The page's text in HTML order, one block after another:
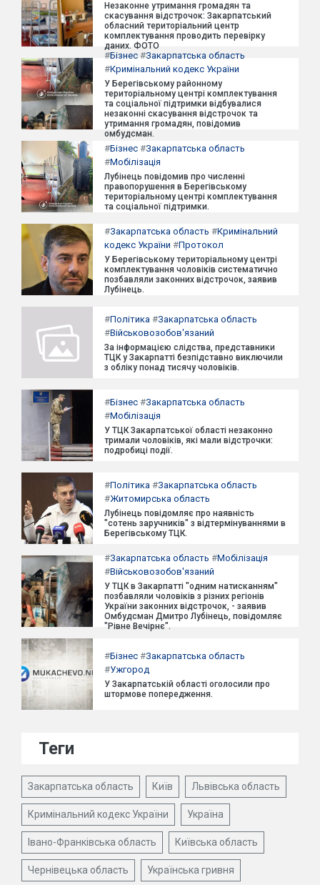
Незаконне утримання громадян та
скасування відстрочок: Закарпатський
обласний територіальний центр
комплектування проводить перевірку
даних. ФОТО
#Бізнес #Закарпатська область
#Кримінальний кодекс України
У Берегівському районному
територіальному центрі комплектування
та соціальної підтримки відбувалися
незаконні скасування відстрочок та
утримання громадян, повідомив
омбудсман.
#Бізнес #Закарпатська область
#Мобілізація
Лубінець повідомив про численні
правопорушення в Берегівському
територіальному центрі комплектування
та соціальної підтримки.
#Закарпатська область #Кримінальний
кодекс України #Протокол
У Берегівському територіальному центрі
комплектування чоловіків систематично
позбавляли законних відстрочок, заявив
Лубінець.
#Політика #Закарпатська область
#Військовозобов'язаний
За інформацією слідства, представники
ТЦК у Закарпатті безпідставно виключили
з обліку понад тисячу чоловіків.
#Бізнес #Закарпатська область
#Мобілізація
У ТЦК Закарпатської області незаконно
тримали чоловіків, які мали відстрочки:
подробиці події.
#Політика #Закарпатська область
#Житомирська область
Лубінець повідомляє про наявність
"сотень заручників" з відтермінуваннями в
Берегівському ТЦК.
#Закарпатська область #Мобілізація
#Військовозобов'язаний
У ТЦК в Закарпатті "одним натисканням"
позбавляли чоловіків з різних регіонів
України законних відстрочок, - заявив
Омбудсман Дмитро Лубінець, повідомляє
"Рівне Вечірнє".
#Бізнес #Закарпатська область
#Ужгород
У Закарпатській області оголосили про
штормове попередження.
Теги
Закарпатська область Київ Львівська область
Кримінальний кодекс України Україна
Івано-Франківська область Київська область
Чернівецька область Українська гривня